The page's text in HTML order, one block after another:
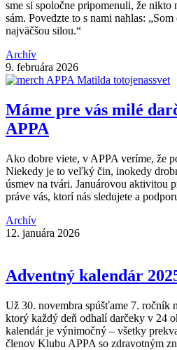
sme si spoločne pripomenuli, že nikto
sám. Povedzte to s nami nahlas:
najväčšou silou.“
Archív
9. februára 2026
Máme pre vás milé
APPA
Ako dobre viete, v APPA veríme, že
Niekedy je to veľký čin, inokedy
úsmev na tvári. Januárovou aktivitou
práve vás, ktorí nás sledujete a
Archív
12. januára 2026
Adventný kalendár
Už 30. novembra spúšťame 7. ročník
ktorý každý deň odhalí darčeky v 24
kalendár je výnimočný – všetky
členov Klubu APPA so zdravotným